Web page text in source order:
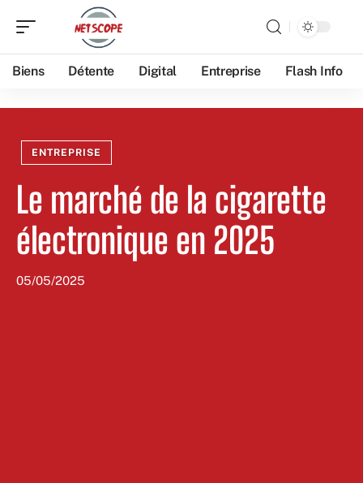
Biens Détente Digital Entreprise Flash Info
ENTREPRISE
Le marché de la cigarette
électronique en 2025
05/05/2025